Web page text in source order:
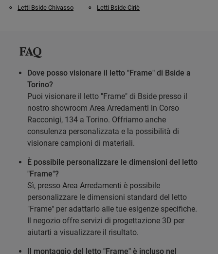
Letti Bside Chivasso Letti Bside Ciriè
FAQ
Dove posso visionare il letto "Frame" di Bside a
Torino?
Puoi visionare il letto "Frame" di Bside presso il
nostro showroom Area Arredamenti in Corso
Racconigi, 134 a Torino. Offriamo anche
consulenza personalizzata e la possibilità di
visionare campioni di materiali.
È possibile personalizzare le dimensioni del letto
"Frame"?
Sì, presso Area Arredamenti è possibile
personalizzare le dimensioni standard del letto
"Frame" per adattarlo alle tue esigenze specifiche.
Il negozio offre servizi di progettazione 3D per
aiutarti a visualizzare il risultato.
Il montaggio del letto "Frame" è incluso nel